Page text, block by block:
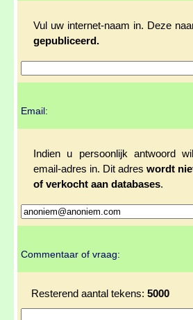
Vul uw internet-naam in. Deze
gepubliceerd.
Email:
Indien u persoonlijk antwoord
email-adres in. Dit adres wordt
of verkocht aan databases.
Commentaar of vraag:
Resterend aantal tekens: 5000